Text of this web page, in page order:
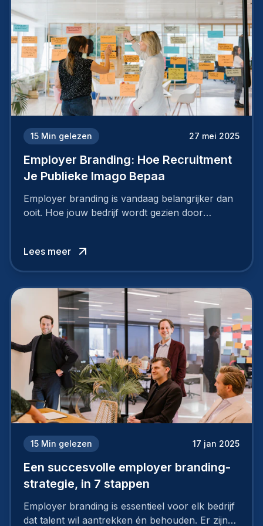
15 Min gelezen 27 mei 2025
Employer Branding: Hoe Recruitment
Je Publieke Imago Bepaa
Employer branding is vandaag belangrijker dan
ooit. Hoe jouw bedrijf wordt gezien door
Lees meer
15 Min gelezen 17 jan 2025
Een succesvolle employer branding-
strategie, in 7 stappen
Employer branding is essentieel voor elk bedrijf
dat talent wil aantrekken én behouden. Er zijn